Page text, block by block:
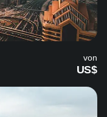
von
US$